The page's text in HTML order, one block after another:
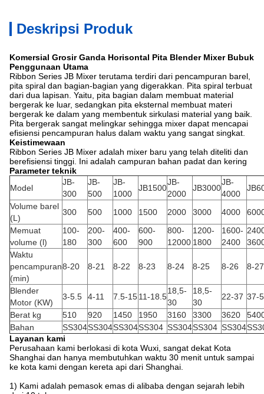
Deskripsi Produk
Komersial Grosir Ganda Horisontal Pita Blender Mixer Bubuk
Penggunaan Utama
Ribbon Series JB Mixer terutama terdiri dari pencampuran barel,
pita spiral dan bagian-bagian yang digerakkan. Pita spiral terbuat
dari dua lapisan. Yaitu, pita bagian dalam membuat material
bergerak ke luar, sedangkan pita eksternal membuat materi
bergerak ke dalam yang membentuk sirkulasi material yang baik.
Pita bergerak sangat melingkar sehingga mixer dapat mencapai
efisiensi pencampuran halus dalam waktu yang sangat singkat.
Keistimewaan
Ribbon Series JB Mixer adalah mixer baru yang telah diteliti dan
berefisiensi tinggi. Ini adalah campuran bahan padat dan kering
Parameter teknik
Model
JB-
300
JB-
500
JB-
1000
JB1500
JB-
2000
JB3000
JB-
4000
Volume barel
(L)
300 500 1000 1500 2000 3000 4000
Memuat
volume (l)
100-
180
200-
300
400-
600
600-
900
800-
12000
1200-
1800
1600-
2400
Waktu
pencampuran
(min)
8-20 8-21 8-22 8-23 8-24 8-25 8-26 8-27
Blender
Motor (KW)
3-5.5 4-11 7.5-1511-18.5
18,5-
30
18,5-
30
22-37 37-
Berat kg
510 920 1450 1950 3160 3300 3620
Bahan
SS304SS304SS304SS304 SS304SS304 SS304
Layanan kami
Perusahaan kami berlokasi di kota Wuxi, sangat dekat Kota
Shanghai dan hanya membutuhkan waktu 30 menit untuk sampai
ke kota kami dengan kereta api dari Shanghai.
1) Kami adalah pemasok emas di alibaba dengan sejarah lebih